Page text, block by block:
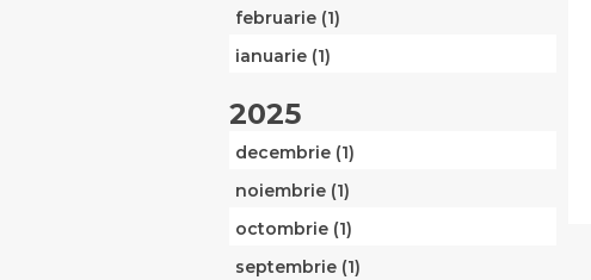
februarie (1)
ianuarie (1)
2025
decembrie (1)
noiembrie (1)
octombrie (1)
septembrie (1)